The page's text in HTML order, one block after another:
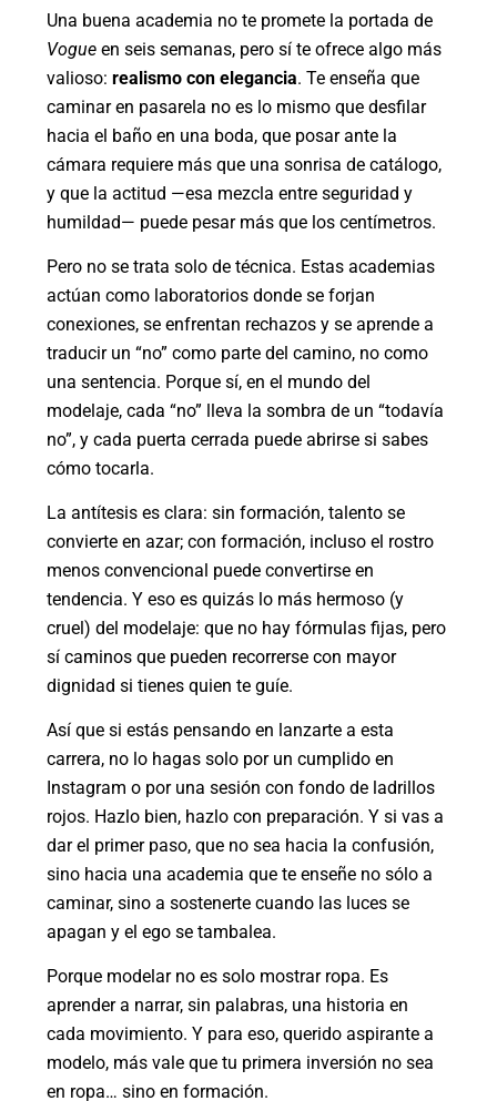
Una buena academia no te promete la portada de
Vogue en seis semanas, pero sí te ofrece algo más
valioso:realismo con elegancia. Te enseña que
caminar en pasarela no es lo mismo que desfilar
hacia el baño en una boda, que posar ante la
cámara requiere más que una sonrisa de catálogo,
y que la actitud —esa mezcla entre seguridad y
humildad— puede pesar más que los centímetros.
Pero no se trata solo de técnica. Estas academias
actúan como laboratorios donde se forjan
conexiones, se enfrentan rechazos y se aprende a
traducir un “no” como parte del camino, no como
una sentencia. Porque sí, en el mundo del
modelaje, cada “no” lleva la sombra de un “todavía
no”, y cada puerta cerrada puede abrirse si sabes
cómo tocarla.
La antítesis es clara: sin formación, talento se
convierte en azar; con formación, incluso el rostro
menos convencional puede convertirse en
tendencia. Y eso es quizás lo más hermoso (y
cruel) del modelaje: que no hay fórmulas fijas, pero
sí caminos que pueden recorrerse con mayor
dignidad si tienes quien te guíe.
Así que si estás pensando en lanzarte a esta
carrera, no lo hagas solo por un cumplido en
Instagram o por una sesión con fondo de ladrillos
rojos. Hazlo bien, hazlo con preparación. Y si vas a
dar el primer paso, que no sea hacia la confusión,
sino hacia una academia que te enseñe no sólo a
caminar, sino a sostenerte cuando las luces se
apagan y el ego se tambalea.
Porque modelar no es solo mostrar ropa. Es
aprender a narrar, sin palabras, una historia en
cada movimiento. Y para eso, querido aspirante a
modelo, más vale que tu primera inversión no sea
en ropa… sino en formación.